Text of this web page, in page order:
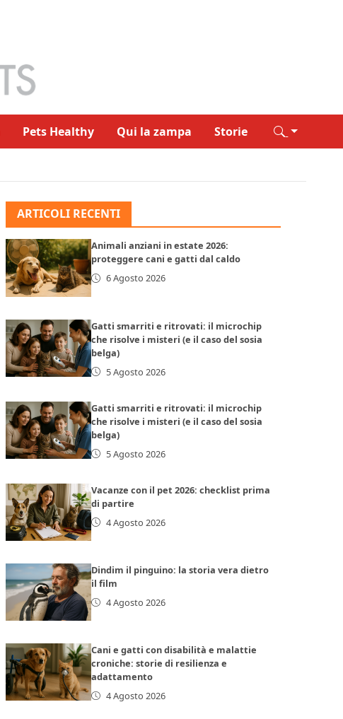
Pets Healthy Qui la zampa Storie
ARTICOLI RECENTI
Animali anziani in estate 2026:
proteggere cani e gatti dal caldo
6 Agosto 2026
Gatti smarriti e ritrovati: il microchip
che risolve i misteri (e il caso del sosia
belga)
5 Agosto 2026
Gatti smarriti e ritrovati: il microchip
che risolve i misteri (e il caso del sosia
belga)
5 Agosto 2026
Vacanze con il pet 2026: checklist prima
di partire
4 Agosto 2026
Dindim il pinguino: la storia vera dietro
il film
4 Agosto 2026
Cani e gatti con disabilità e malattie
croniche: storie di resilienza e
adattamento
4 Agosto 2026